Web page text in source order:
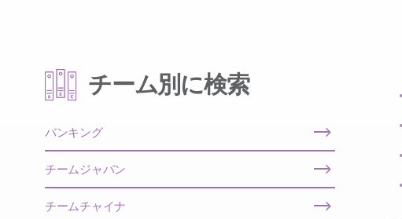
チーム別に検索
バンキング
チームジャパン
チームチャイナ